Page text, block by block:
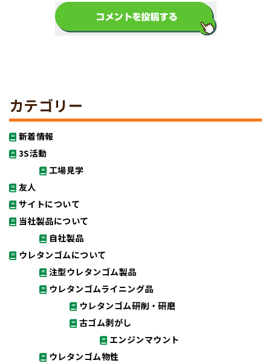
カテゴリー
新着情報
3S活動
工場見学
友人
サイトについて
当社製品について
自社製品
ウレタンゴムについて
注型ウレタンゴム製品
ウレタンゴムライニング品
ウレタンゴム研削・研磨
古ゴム剥がし
エンジンマウント
ウレタンゴム物性